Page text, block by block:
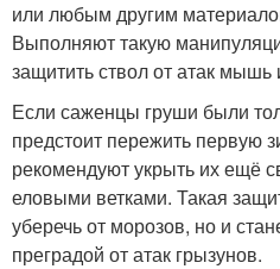
или любым другим
Выполняют такую
защитить ствол от атак мышь
Если саженцы груши были
предстоит пережить первую
рекомендуют укрыть их ещё
еловыми ветками. Такая
уберечь от морозов, но и
преградой от атак грызунов.